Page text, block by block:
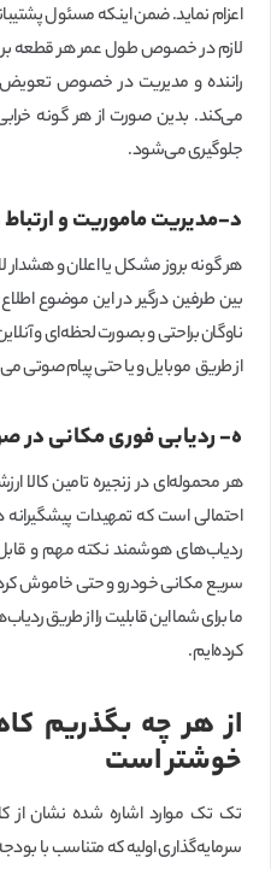
اعزام نماید. ضمن اینکه مسئول
لازم در خصوص طول عمر هر قطعه بر
راننده و مدیریت در خصوص تعویض
می‌کند. بدین صورت از هر گونه
جلوگیری می‌شود.
د-مدیریت ماموریت و ارتباط
هر گونه بروز مشکل یا اعلان و
بین طرفین درگیر در این موضوع
ناوگان براحتی و بصورت لحظه‌ای و
از طریق موبایل و یا حتی پیام صوتی
ه- ردیابی فوری مکانی در
هر محموله‌ای در زنجیره تامین کالا
احتمالی است که تمهیدات
ردیاب‌های هوشمند نکته مهم و
سریع مکانی خودرو و حتی خاموش کردن
ما برای شما این قابلیت را از طریق
کرده‌ایم.
از هر چه بگذریم
خوشتر است
تک تک موارد اشاره شده نشان از
سرمایه‌گذاری اولیه که متناسب با